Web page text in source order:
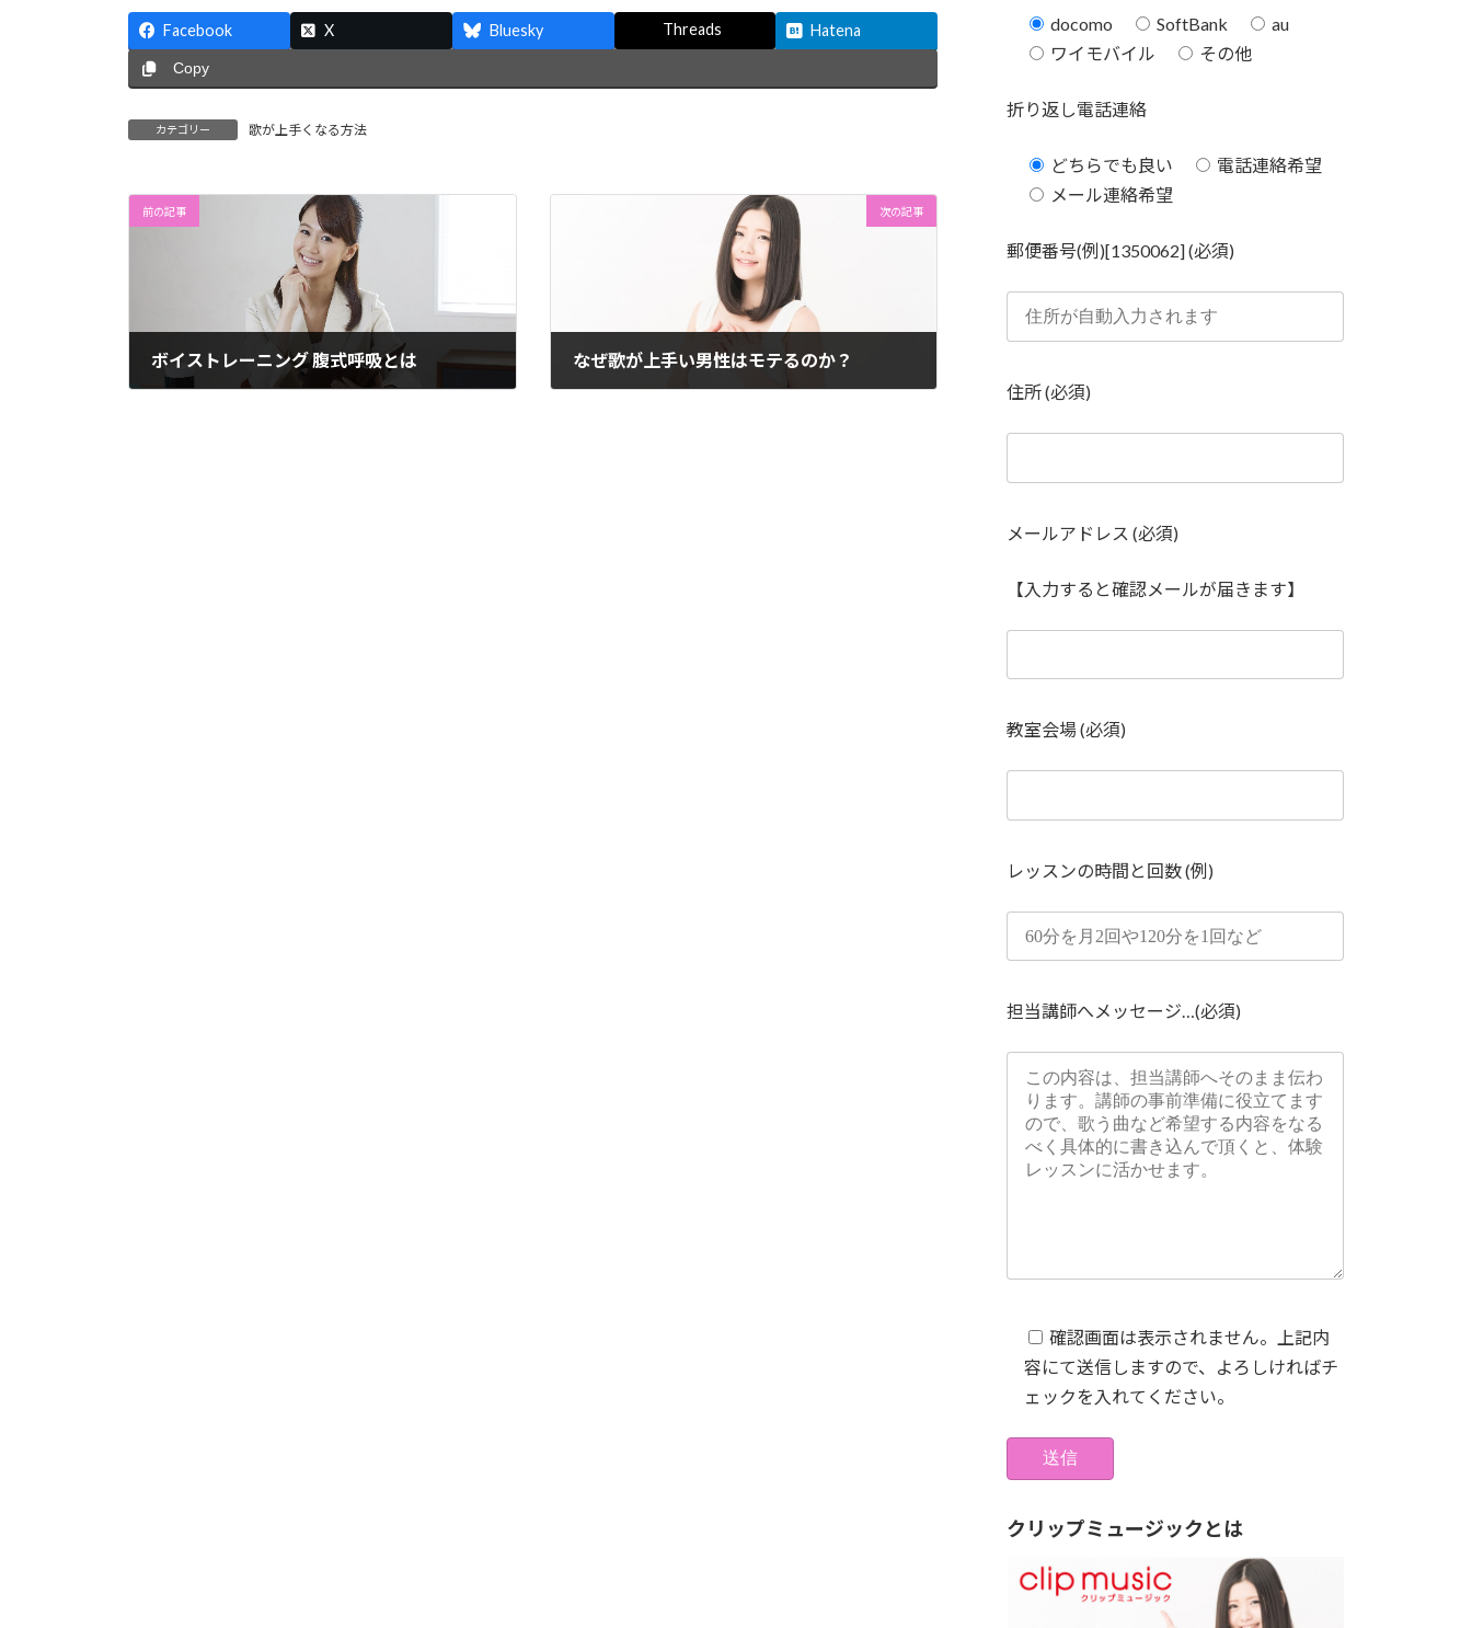
Facebook X Bluesky Threads Hatena
Copy
カテゴリー 歌が上手くなる方法
前の記事
ボイストレーニング 腹式呼吸とは
次の記事
なぜ歌が上手い男性はモテるのか？
docomo SoftBank
au
ワイモバイル
その他
折り返し電話連絡
どちらでも良い
電話連絡希望
メール連絡希望
郵便番号(例)[1350062] (必須)
住所 (必須)
メールアドレス (必須)
【入力すると確認メールが届きます】
教室会場 (必須)
レッスンの時間と回数 (例)
担当講師へメッセージ…(必須)
確認画面は表示されません。上記内
容にて送信しますので、よろしければチ
ェックを入れてください。
クリップミュージックとは